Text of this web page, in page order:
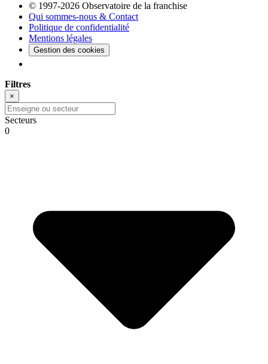
© 1997-2026 Observatoire de la franchise
Qui sommes-nous & Contact
Politique de confidentialité
Mentions légales
Gestion des cookies
Filtres
×
Secteurs
0